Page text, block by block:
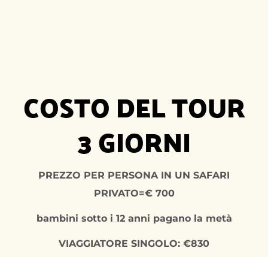
COSTO DEL TOUR
3 GIORNI
PREZZO PER PERSONA IN UN SAFARI
PRIVATO=€ 700
bambini sotto i 12 anni pagano la metà
VIAGGIATORE SINGOLO: €830